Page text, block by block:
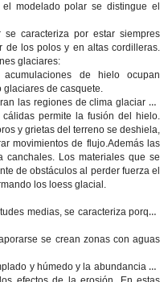
modelado polar se distingue el
caracteriza por estar siempres
de los polos y en altas cordilleras.
glaciares:
de hielo ocupan
glaciares de casquete.
las regiones de clima glaciar de
permite la fusión del hielo.
y grietas del terreno se deshiela,
movimientos de flujo.Además las
canchales. Los materiales que se
de obstáculos al perder fuerza el
los loess glacial.
medias, se caracteriza porque
se crean zonas con aguas
y húmedo y la abundancia de